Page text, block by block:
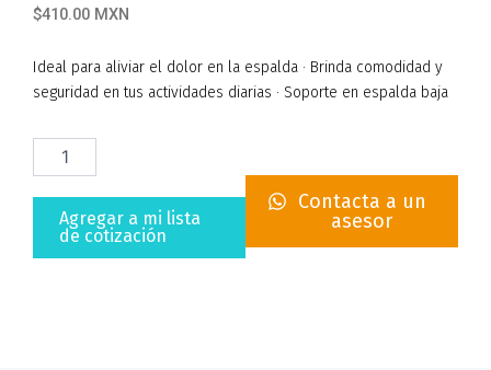
$410.00 MXN
Ideal para aliviar el dolor en la espalda · Brinda comodidad y
seguridad en tus actividades diarias · Soporte en espalda baja
SOPORTE
MATERNAL
BODYSECRET
(T/GDE)
Agregar a mi lista
de cotización
Contacta a un
asesor